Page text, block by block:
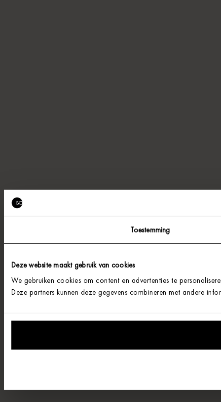
Toestemming
Deze website maakt gebruik van cookies
We gebruiken cookies om content en advertenties te
Deze partners kunnen deze gegevens combineren met andere